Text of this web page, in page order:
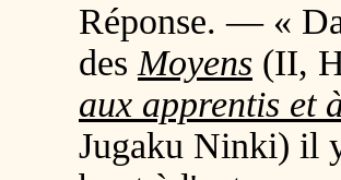
Réponse. — «
des Moyens (II,
aux apprentis et
Jugaku Ninki) il